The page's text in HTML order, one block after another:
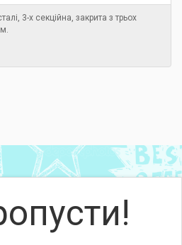
3-х секційна, закрита з трьох